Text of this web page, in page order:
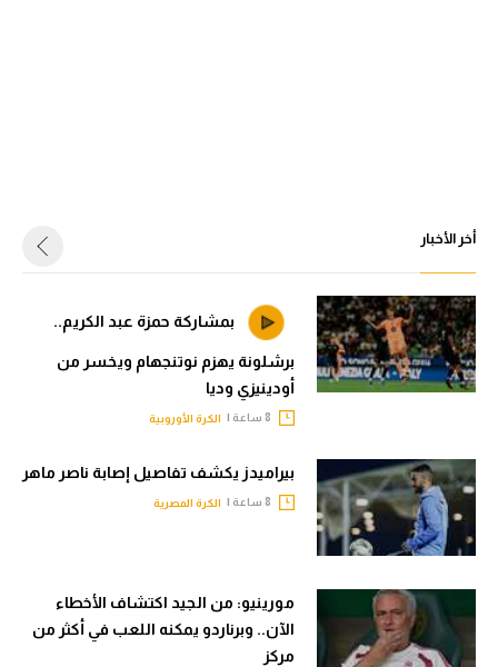
أخر الأخبار
بمشاركة حمزة عبد الكريم..
برشلونة يهزم نوتنجهام ويخسر من
أودينيزي وديا
الكرة الأوروبية
بيراميدز يكشف تفاصيل إصابة ناصر ماهر
الكرة المصرية
مورينيو: من الجيد اكتشاف الأخطاء
الآن.. وبرناردو يمكنه اللعب في أكثر من
مركز